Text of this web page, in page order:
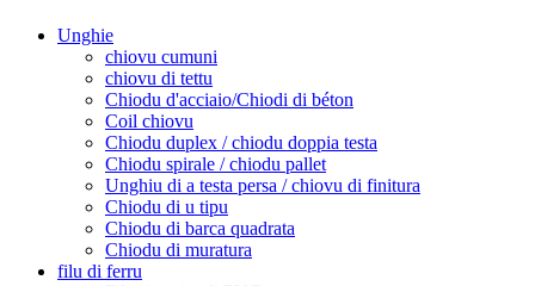
Unghie
chiovu cumuni
chiovu di tettu
Chiodu d'acciaio/Chiodi di béton
Coil chiovu
Chiodu duplex / chiodu doppia testa
Chiodu spirale / chiodu pallet
Unghiu di a testa persa / chiovu di finitura
Chiodu di u tipu
Chiodu di barca quadrata
Chiodu di muratura
filu di ferru